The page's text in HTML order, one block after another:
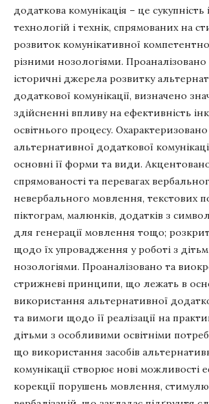
додаткова комунікація – це сукупність
технологій і технік, спрямованих на
розвиток комунікативної
різними нозологіями.
історичні джерела розвитку
додаткової комунікації, визначено
здійсненні впливу на ефективність
освітнього процесу. Охарактеризовано
альтернативної додаткової
основні її форми та види.
спрямованості та перевагах
невербального мовлення, текстових
піктограм, малюнків, додатків з
для генерації мовлення тощо;
щодо їх упровадження у роботі з
нозологіями. Проаналізовано та
стрижневі принципи, що лежать в
використання альтернативної
та вимоги щодо її реалізації на
дітьми з особливими освітніми
що використання засобів
комунікації створює нові можливості
корекції порушень мовлення,